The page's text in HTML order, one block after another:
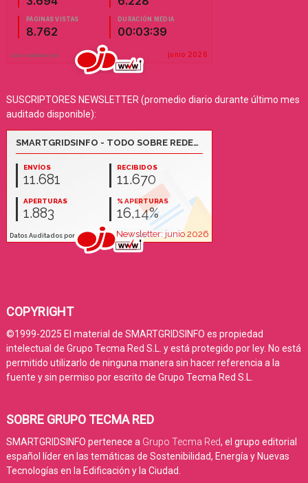
SUSCRIPTORES NEWSLETTER (promedio diario durante último mes
auditado disponible):
COPYRIGHT
©1999-2025 El material de SMARTGRIDSINFO es propiedad
intelectual de Grupo Tecma Red S.L. y está protegido por ley. No está
permitido utilizarlo de ninguna manera sin hacer referencia a la
fuente y sin permiso por escrito de Grupo Tecma Red S.L.
SOBRE GRUPO TECMA RED
SMARTGRIDSINFO pertenece a Grupo Tecma Red, el grupo editorial
español líder en las temáticas de Sostenibilidad, Energía y Nuevas
Tecnologías en la Edificación y la Ciudad.